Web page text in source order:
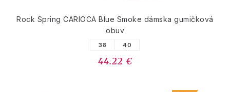
Rock Spring CARIOCA Blue Smoke dámska gumičková
obuv
38 40
44.22 €